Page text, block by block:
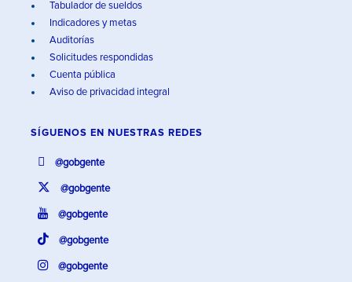
Tabulador de sueldos
Indicadores y metas
Auditorías
Solicitudes respondidas
Cuenta pública
Aviso de privacidad integral
SÍGUENOS EN NUESTRAS REDES
@gobgente
@gobgente
@gobgente
@gobgente
@gobgente